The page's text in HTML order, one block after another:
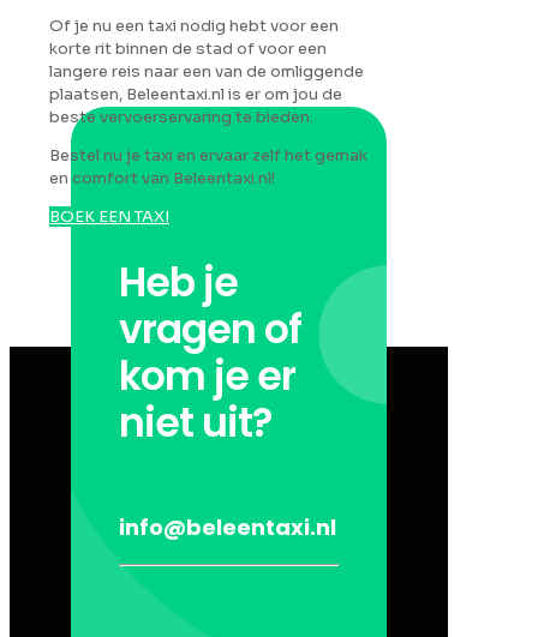
Of je nu een taxi nodig hebt voor een
korte rit binnen de stad of voor een
langere reis naar een van de omliggende
plaatsen, Beleentaxi.nl is er om jou de
beste vervoerservaring te bieden.
Bestel nu je taxi en ervaar zelf het gemak
en comfort van Beleentaxi.nl!
BOEK EEN TAXI
Heb je
vragen of
kom je er
niet uit?
info@beleentaxi.nl